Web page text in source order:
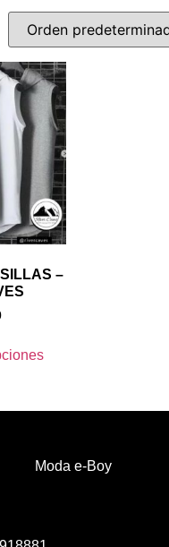
–
Moda e-Boy